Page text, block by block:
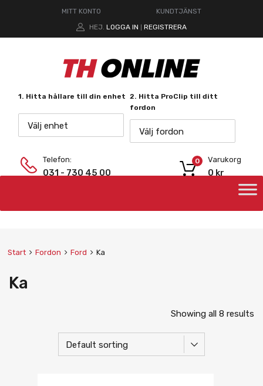
MITT KONTO
KUNDTJÄNST
HEJ. LOGGA IN REGISTRERA
1. Hitta hållare till din enhet
Välj enhet
2. Hitta ProClip till ditt
fordon
Välj fordon
Telefon:
031 - 730 45 00
Varukorg
0 kr
0
Start Fordon Ford Ka
Ka
Showing all 8 results